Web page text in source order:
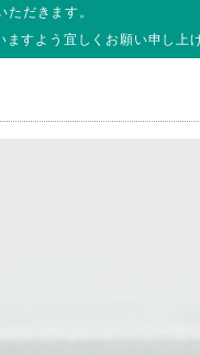
だきます。
すよう宜しくお願い申し上げ